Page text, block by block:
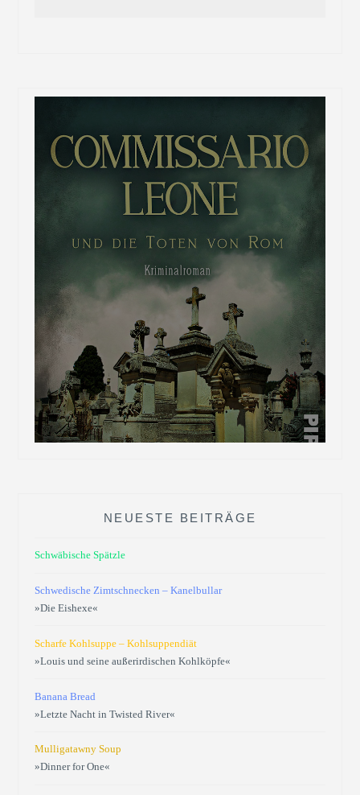
NEUESTE BEITRÄGE
Schwäbische Spätzle
Schwedische Zimtschnecken – Kanelbullar
»Die Eishexe«
Scharfe Kohlsuppe – Kohlsuppendiät
»Louis und seine außerirdischen Kohlköpfe«
Banana Bread
»Letzte Nacht in Twisted River«
Mulligatawny Soup
»Dinner for One«